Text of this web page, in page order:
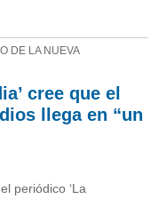
DE LA NUEVA
cree que el
llega en “un
periódico ‘La